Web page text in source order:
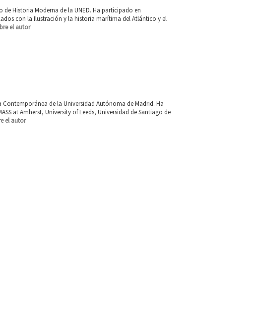
Historia Moderna de la UNED. Ha participado en
con la Ilustración y la historia marítima del Atlántico y el
el autor
de la Universidad Autónoma de Madrid. Ha
at Amherst, University of Leeds, Universidad de Santiago de
el autor
de la Universidad Autónoma de Madrid. Ha
at Amherst, University of Leeds, Universidad de Santiago de
Es autor de diversos estudios sobre la figura de Demetrio
volumen Alianzas y propaganda durante el primer franquismo